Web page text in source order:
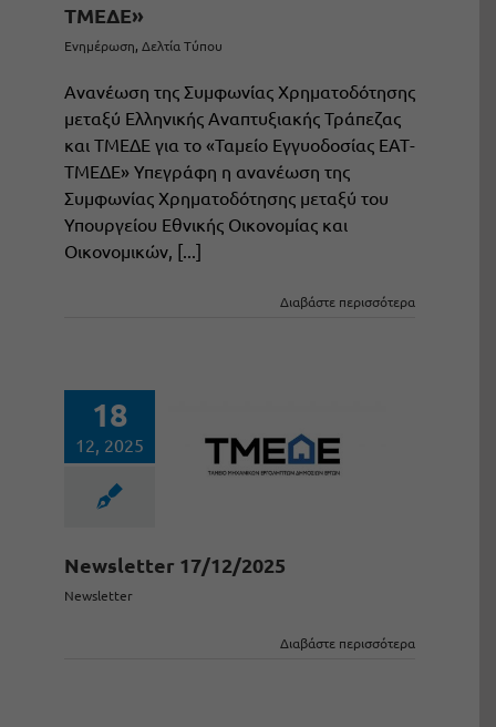
ΤΜΕΔΕ»
Ενημέρωση, Δελτία Τύπου
Ανανέωση της Συμφωνίας Χρηματοδότησης
μεταξύ Ελληνικής Αναπτυξιακής Τράπεζας
και ΤΜΕΔΕ για το «Ταμείο Εγγυοδοσίας ΕΑΤ-
ΤΜΕΔΕ» Υπεγράφη η ανανέωση της
Συμφωνίας Χρηματοδότησης μεταξύ του
Υπουργείου Εθνικής Οικονομίας και
Οικονομικών, [...]
Διαβάστε περισσότερα
18
12, 2025
Newsletter 17/12/2025
Newsletter
Διαβάστε περισσότερα